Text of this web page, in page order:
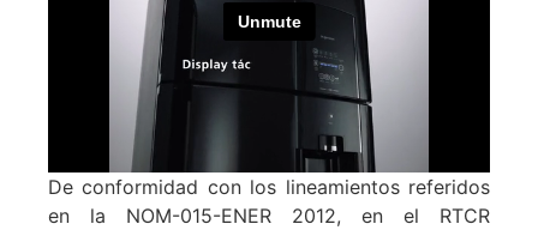
De conformidad con los lineamientos referidos
en la NOM-015-ENER 2012, en el RTCR